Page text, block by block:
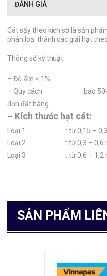
ĐÁNH GIÁ
Cát sấy theo kích sỡ là sản
phân loại thành các giải hạt
Thông số kỹ thuật:
– Độ ẩm < 1%
– Quy cách :bao 50kg,
đơn đặt hàng.
– Kích thước hạt cát:
Loại 1 : từ 0,15 – 0,3
Loại 2 : từ 0,3 – 0,6
Loại 3 : từ 0,6 – 1,2
SẢN PHẨM